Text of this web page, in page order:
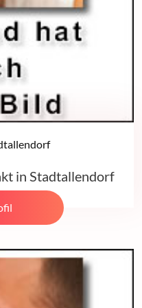
in Stadtallendorf